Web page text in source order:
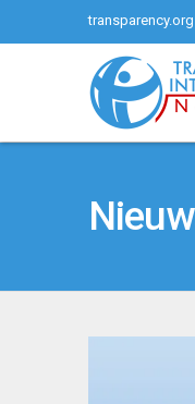
transparency.org